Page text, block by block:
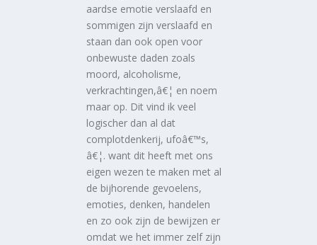
aardse emotie verslaafd en
sommigen zijn verslaafd en
staan dan ook open voor
onbewuste daden zoals
moord, alcoholisme,
verkrachtingen,â€¦ en noem
maar op. Dit vind ik veel
logischer dan al dat
complotdenkerij, ufoâ€™s,
â€¦. want dit heeft met ons
eigen wezen te maken met al
de bijhorende gevoelens,
emoties, denken, handelen
en zo ook zijn de bewijzen er
omdat we het immer zelf zijn